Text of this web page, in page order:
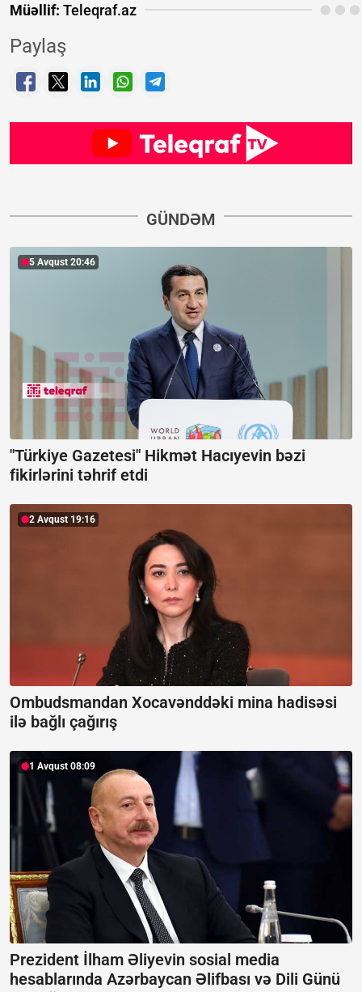
Müəllif: Teleqraf.az
Paylaş
GÜNDƏM
5 Avqust 20:46
"Türkiye Gazetesi" Hikmət Hacıyevin bəzi
fikirlərini təhrif etdi
2 Avqust 19:16
Ombudsmandan Xocavənddəki mina hadisəsi
ilə bağlı çağırış
1 Avqust 08:09
Prezident İlham Əliyevin sosial media
hesablarında Azərbaycan Əlifbası və Dili Günü